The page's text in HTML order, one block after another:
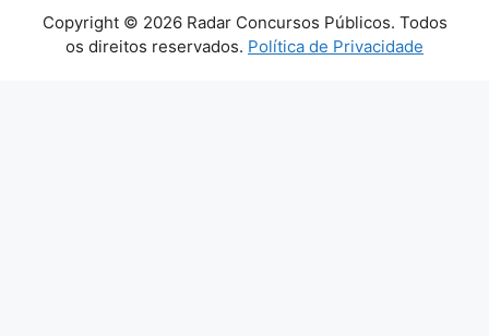
Copyright © 2026 Radar Concursos Públicos. Todos
os direitos reservados. Política de Privacidade